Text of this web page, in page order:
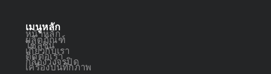
เมนูหลัก
หน้าหลัก
ผลิตภัณฑ์
โซลูชัน
เกี่ยวกับเรา
ติดต่อเรา
กล้องวงจรปิด
เครื่องบันทึกภาพ